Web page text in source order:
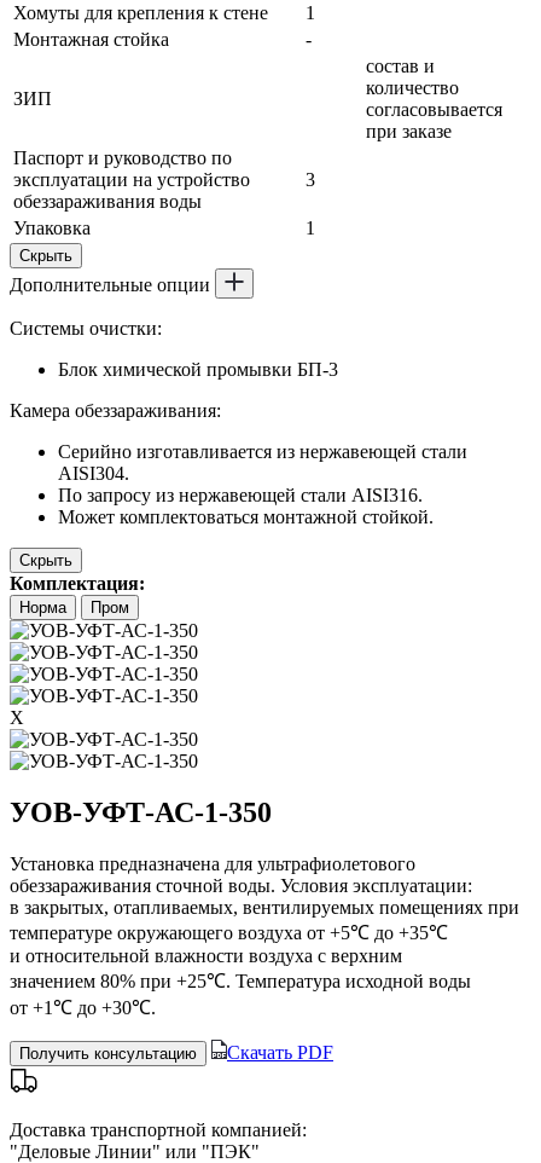
Хомуты для крепления к стене
1
Монтажная стойка
-
ЗИП
состав и
количество
согласовывается
при заказе
Паспорт и руководство по
эксплуатации на устройство
обеззараживания воды
3
Упаковка 1
Скрыть
Дополнительные опции
Системы очистки:
Блок химической промывки БП-3
Камера обеззараживания:
Серийно изготавливается из нержавеющей стали
AISI304.
По запросу из нержавеющей стали AISI316.
Может комплектоваться монтажной стойкой.
Скрыть
Комплектация:
Норма Пром
X
УОВ-УФТ-АС-1-350
Установка предназначена для ультрафиолетового
обеззараживания сточной воды. Условия эксплуатации:
в закрытых, отапливаемых, вентилируемых помещениях при
температуре окружающего воздуха от +5℃ до +35℃
и относительной влажности воздуха с верхним
значением 80% при +25℃. Температура исходной воды
от +1℃ до +30℃.
Получить консультацию Скачать PDF
Доставка транспортной компанией:
"Деловые Линии" или "ПЭК"